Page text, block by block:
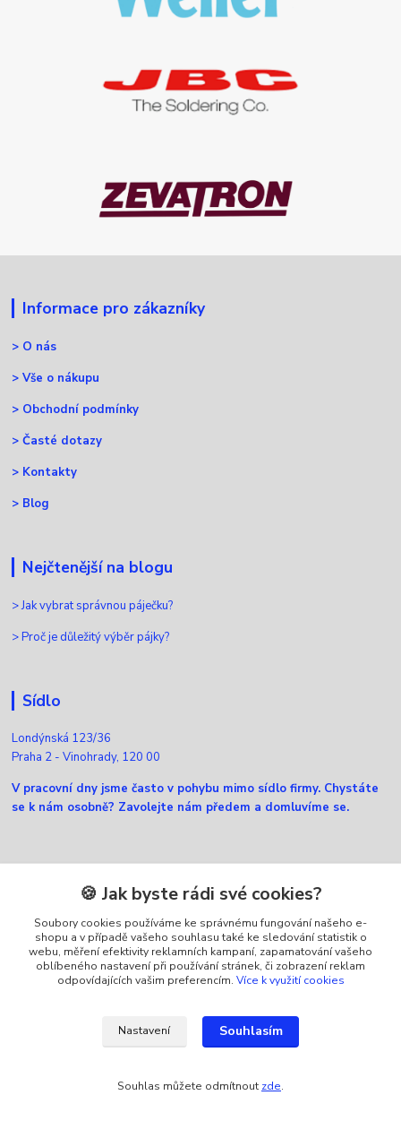
Informace pro zákazníky
> O nás
>Vše o nákupu
> Obchodní podmínky
>Časté dotazy
> Kontakty
> Blog
Nejčtenější na blogu
>Jak vybrat správnou páječku?
>Proč je důležitý výběr pájky?
Sídlo
Londýnská 123/36
Praha 2 - Vinohrady, 120 00
V pracovní dny jsme často v pohybu mimo sídlo firmy. Chystáte
se k nám osobně? Zavolejte nám předem a domluvíme se.
Kontakty
Zákaznická podpora Ellfox
+420 725 430 040
(Po-Pá, 8-16 hod.)
🍪 Jak byste rádi své cookies?
Soubory cookies používáme ke správnému fungování našeho e-
shopu a v případě vašeho souhlasu také ke sledování statistik o
webu, měření efektivity reklamních kampaní, zapamatování vašeho
oblíbeného nastavení při používání stránek, či zobrazení reklam
odpovídajících vašim preferencím. Více k využití cookies
Nastavení Souhlasím
Souhlas můžete odmítnout zde.